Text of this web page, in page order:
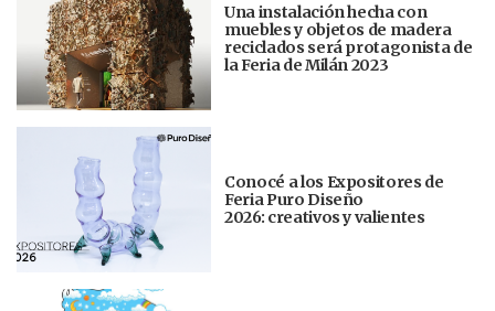
Una instalación hecha con
muebles y objetos de madera
reciclados será protagonista de
la Feria de Milán 2023
Conocé a los Expositores de
Feria Puro Diseño
2026: creativos y valientes